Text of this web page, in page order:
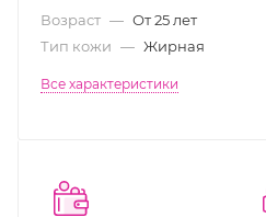
Возраст — От 25 лет
Тип кожи — Жирная
Все характеристики